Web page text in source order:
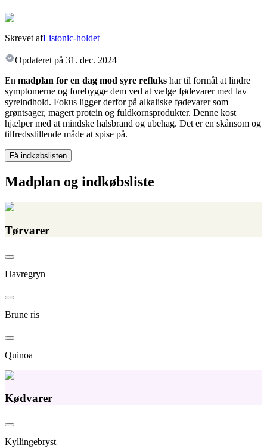
Skrevet afListonic-holdet
Opdateret på 31. dec. 2024
En madplan for en dag mod syre refluks har til formål at lindre
symptomerne og forebygge dem ved at vælge fødevarer med lav
syreindhold. Fokus ligger derfor på alkaliske fødevarer som
grøntsager, magert protein og fuldkornsprodukter. Denne kost
hjælper med at mindske halsbrand og ubehag. Det er en skånsom og
tilfredsstillende måde at spise på.
Få indkøbslisten
Madplan og indkøbsliste
Tørvarer
Havregryn
Brune ris
Quinoa
Kødvarer
Kyllingebryst